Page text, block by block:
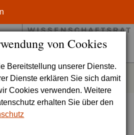
von Cookies
Bereitstellung unserer Dienste.
Dienste erklären Sie sich damit
Cookies verwenden. Weitere
erhalten Sie über den
Souveränität
|